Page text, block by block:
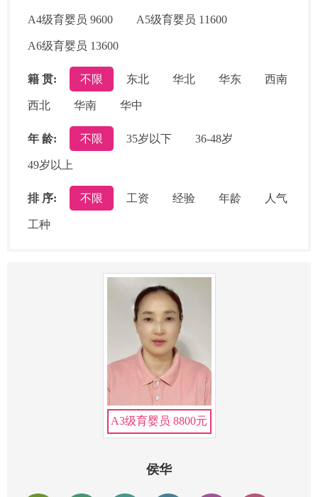
A4级育婴员 9600 A5级育婴员 11600
A6级育婴员 13600
籍 贯: 不限 东北 华北 华东 西南
西北 华南 华中
年 龄: 不限 35岁以下 36-48岁
49岁以上
排 序: 不限 工资 经验 年龄 人气
工种
A3级育婴员 8800元
侯华